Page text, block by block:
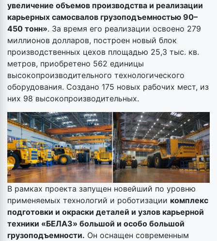
увеличение объемов производства и реализации
карьерных самосвалов грузоподъемностью 90–
450 тонн». За время его реализации освоено 279
миллионов долларов, построен новый блок
производственных цехов площадью 25,3 тыс. кв.
метров, приобретено 562 единицы
высокопроизводительного технологического
оборудования. Создано 175 новых рабочих мест, из
них 98 высокопроизводительных.
В рамках проекта запущен новейший по уровню
применяемых технологий и роботизации комплекс
подготовки и окраски деталей и узлов карьерной
техники «БЕЛАЗ» большой и особо большой
грузоподъемности. Он оснащен современным